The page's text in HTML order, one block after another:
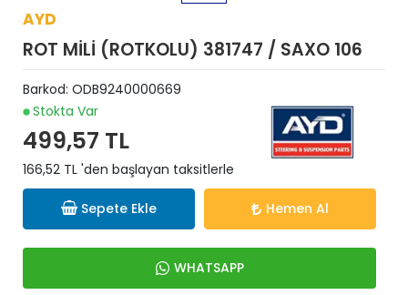
AYD
ROT MİLİ (ROTKOLU) 381747 / SAXO 106
Barkod: ODB9240000669
Stokta Var
499,57 TL
166,52 TL 'den başlayan taksitlerle
Sepete Ekle Hemen Al
WHATSAPP